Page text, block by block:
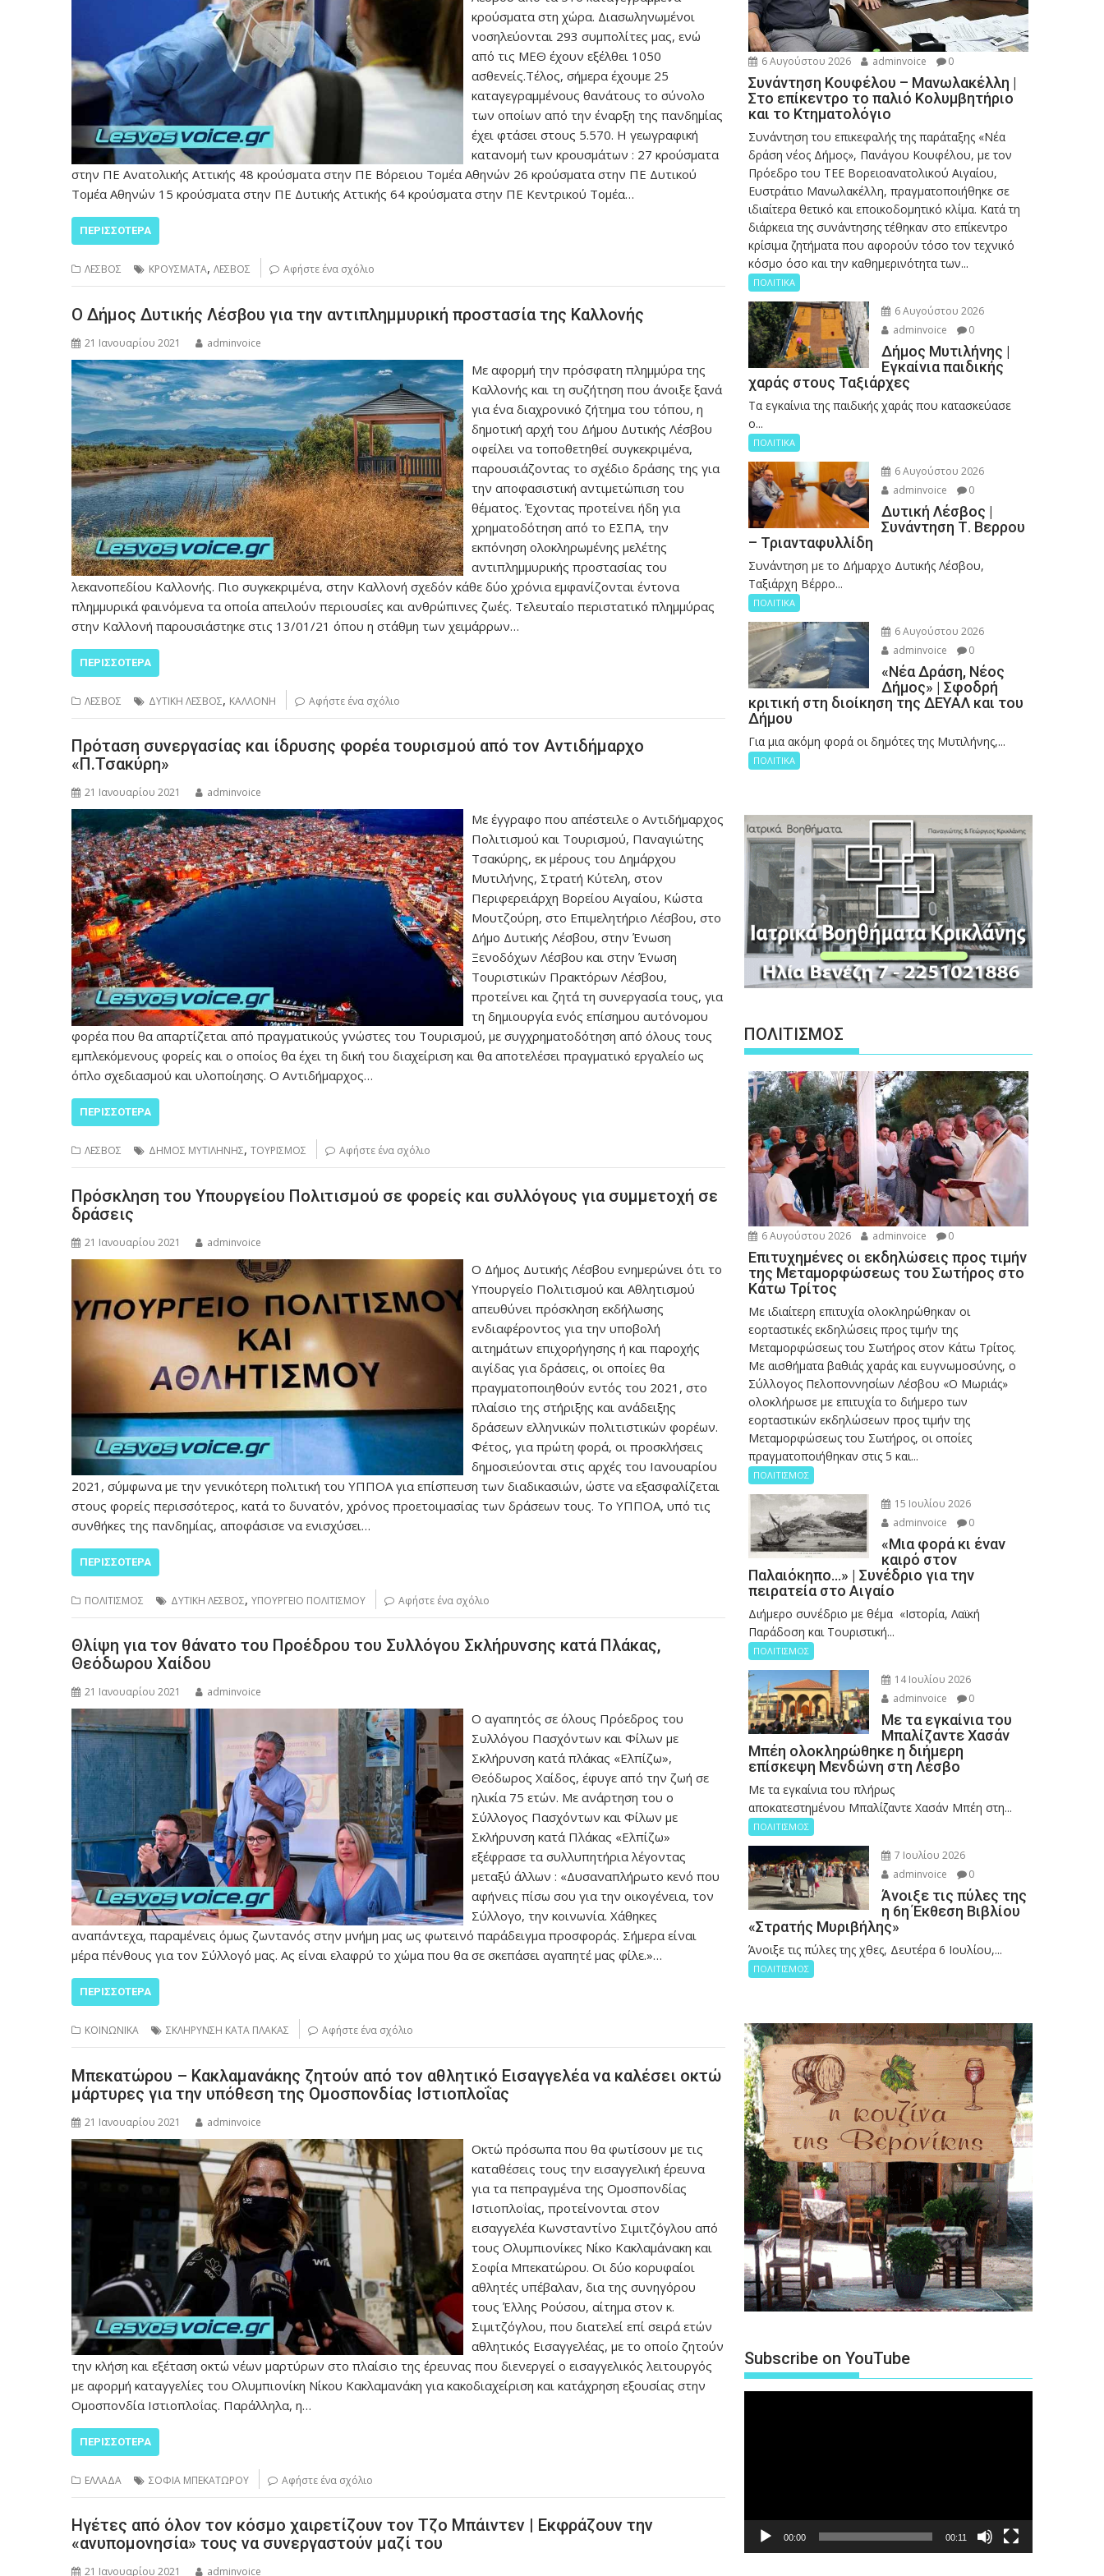
κρούσματα στη χώρα. Διασωληνωμένοι
νοσηλεύονται 293 συμπολίτες μας, ενώ
από τις ΜΕΘ έχουν εξέλθει 1050
ασθενείς.Τέλος, σήμερα έχουμε 25
καταγεγραμμένους θανάτους το σύνολο
των οποίων από την έναρξη της πανδημίας
έχει φτάσει στους 5.570. Η γεωγραφική
κατανομή των κρουσμάτων : 27 κρούσματα
στην ΠΕ Ανατολικής Αττικής 48 κρούσματα στην ΠΕ Βόρειου Τομέα Αθηνών 26 κρούσματα στην ΠΕ Δυτικού
Τομέα Αθηνών 15 κρούσματα στην ΠΕ Δυτικής Αττικής 64 κρούσματα στην ΠΕ Κεντρικού Τομέα…
ΠΕΡΙΣΣΌΤΕΡΑ
ΛΕΣΒΟΣ ΚΡΟΥΣΜΑΤΑ, ΛΕΣΒΟΣ Αφήστε ένα σχόλιο
Ο Δήμος Δυτικής Λέσβου για την αντιπλημμυρική προστασία της Καλλονής
21 Ιανουαρίου 2021 adminvoice
Με αφορμή την πρόσφατη πλημμύρα της
Καλλονής και τη συζήτηση που άνοιξε ξανά
για ένα διαχρονικό ζήτημα του τόπου, η
δημοτική αρχή του Δήμου Δυτικής Λέσβου
οφείλει να τοποθετηθεί συγκεκριμένα,
παρουσιάζοντας το σχέδιο δράσης της για
την αποφασιστική αντιμετώπιση του
θέματος. Έχοντας προτείνει ήδη για
χρηματοδότηση από το ΕΣΠΑ, την
εκπόνηση ολοκληρωμένης μελέτης
αντιπλημμυρικής προστασίας του
λεκανοπεδίου Καλλονής. Πιο συγκεκριμένα, στην Καλλονή σχεδόν κάθε δύο χρόνια εμφανίζονται έντονα
πλημμυρικά φαινόμενα τα οποία απειλούν περιουσίες και ανθρώπινες ζωές. Τελευταίο περιστατικό πλημμύρας
στην Καλλονή παρουσιάστηκε στις 13/01/21 όπου η στάθμη των χειμάρρων…
ΠΕΡΙΣΣΌΤΕΡΑ
ΛΕΣΒΟΣ ΔΥΤΙΚΗ ΛΕΣΒΟΣ, ΚΑΛΛΟΝΗ Αφήστε ένα σχόλιο
Πρόταση συνεργασίας και ίδρυσης φορέα τουρισμού από τον Αντιδήμαρχο
«Π.Τσακύρη»
21 Ιανουαρίου 2021 adminvoice
Με έγγραφο που απέστειλε ο Αντιδήμαρχος
Πολιτισμού και Τουρισμού, Παναγιώτης
Τσακύρης, εκ μέρους του Δημάρχου
Μυτιλήνης, Στρατή Κύτελη, στον
Περιφερειάρχη Βορείου Αιγαίου, Κώστα
Μουτζούρη, στο Επιμελητήριο Λέσβου, στο
Δήμο Δυτικής Λέσβου, στην Ένωση
Ξενοδόχων Λέσβου και στην Ένωση
Τουριστικών Πρακτόρων Λέσβου,
προτείνει και ζητά τη συνεργασία τους, για
τη δημιουργία ενός επίσημου αυτόνομου
φορέα που θα απαρτίζεται από πραγματικούς γνώστες του Τουρισμού, με συγχρηματοδότηση από όλους τους
εμπλεκόμενους φορείς και ο οποίος θα έχει τη δική του διαχείριση και θα αποτελέσει πραγματικό εργαλείο ως
όπλο σχεδιασμού και υλοποίησης. Ο Αντιδήμαρχος…
ΠΕΡΙΣΣΌΤΕΡΑ
ΛΕΣΒΟΣ ΔΗΜΟΣ ΜΥΤΙΛΗΝΗΣ, ΤΟΥΡΙΣΜΟΣ Αφήστε ένα σχόλιο
Πρόσκληση του Υπουργείου Πολιτισμού σε φορείς και συλλόγους για συμμετοχή σε
δράσεις
21 Ιανουαρίου 2021 adminvoice
Ο Δήμος Δυτικής Λέσβου ενημερώνει ότι το
Υπουργείο Πολιτισμού και Αθλητισμού
απευθύνει πρόσκληση εκδήλωσης
ενδιαφέροντος για την υποβολή
αιτημάτων επιχορήγησης ή και παροχής
αιγίδας για δράσεις, οι οποίες θα
πραγματοποιηθούν εντός του 2021, στο
πλαίσιο της στήριξης και ανάδειξης
δράσεων ελληνικών πολιτιστικών φορέων.
Φέτος, για πρώτη φορά, οι προσκλήσεις
δημοσιεύονται στις αρχές του Ιανουαρίου
2021, σύμφωνα με την γενικότερη πολιτική του ΥΠΠΟΑ για επίσπευση των διαδικασιών, ώστε να εξασφαλίζεται
στους φορείς περισσότερος, κατά το δυνατόν, χρόνος προετοιμασίας των δράσεων τους. Το ΥΠΠΟΑ, υπό τις
συνθήκες της πανδημίας, αποφάσισε να ενισχύσει…
ΠΕΡΙΣΣΌΤΕΡΑ
ΠΟΛΙΤΙΣΜΟΣ ΔΥΤΙΚΗ ΛΕΣΒΟΣ, ΥΠΟΥΡΓΕΙΟ ΠΟΛΙΤΙΣΜΟΥ Αφήστε ένα σχόλιο
Θλίψη για τον θάνατο του Προέδρου του Συλλόγου Σκλήρυνσης κατά Πλάκας,
Θεόδωρου Χαίδου
21 Ιανουαρίου 2021 adminvoice
Ο αγαπητός σε όλους Πρόεδρος του
Συλλόγου Πασχόντων και Φίλων με
Σκλήρυνση κατά πλάκας «Ελπίζω»,
Θεόδωρος Χαίδος, έφυγε από την ζωή σε
ηλικία 75 ετών. Με ανάρτηση του ο
Σύλλογος Πασχόντων και Φίλων με
Σκλήρυνση κατά Πλάκας «Ελπίζω»
εξέφρασε τα συλλυπητήρια λέγοντας
μεταξύ άλλων : «Δυσαναπλήρωτο κενό που
αφήνεις πίσω σου για την οικογένεια, τον
Σύλλογο, την κοινωνία. Χάθηκες
αναπάντεχα, παραμένεις όμως ζωντανός στην μνήμη μας ως φωτεινό παράδειγμα προσφοράς. Σήμερα είναι
μέρα πένθους για τον Σύλλογό μας. Ας είναι ελαφρύ το χώμα που θα σε σκεπάσει αγαπητέ μας φίλε.»…
ΠΕΡΙΣΣΌΤΕΡΑ
ΚΟΙΝΩΝΙΚΑ ΣΚΛΗΡΥΝΣΗ ΚΑΤΑ ΠΛΑΚΑΣ Αφήστε ένα σχόλιο
Μπεκατώρου – Κακλαμανάκης ζητούν από τον αθλητικό Εισαγγελέα να καλέσει οκτώ
μάρτυρες για την υπόθεση της Ομοσπονδίας Ιστιοπλοΐας
21 Ιανουαρίου 2021 adminvoice
Οκτώ πρόσωπα που θα φωτίσουν με τις
καταθέσεις τους την εισαγγελική έρευνα
για τα πεπραγμένα της Ομοσπονδίας
Ιστιοπλοΐας, προτείνονται στον
εισαγγελέα Κωνσταντίνο Σιμιτζόγλου από
τους Ολυμπιονίκες Νίκο Κακλαμάνακη και
Σοφία Μπεκατώρου. Οι δύο κορυφαίοι
αθλητές υπέβαλαν, δια της συνηγόρου
τους Έλλης Ρούσου, αίτημα στον κ.
Σιμιτζόγλου, που διατελεί επί σειρά ετών
αθλητικός Εισαγγελέας, με το οποίο ζητούν
την κλήση και εξέταση οκτώ νέων μαρτύρων στο πλαίσιο της έρευνας που διενεργεί ο εισαγγελικός λειτουργός
με αφορμή καταγγελίες του Ολυμπιονίκη Νίκου Κακλαμανάκη για κακοδιαχείριση και κατάχρηση εξουσίας στην
Ομοσπονδία Ιστιοπλοΐας. Παράλληλα, η…
ΠΕΡΙΣΣΌΤΕΡΑ
ΕΛΛΑΔΑ ΣΟΦΙΑ ΜΠΕΚΑΤΩΡΟΥ Αφήστε ένα σχόλιο
Ηγέτες από όλον τον κόσμο χαιρετίζουν τον Τζο Μπάιντεν | Εκφράζουν την
«ανυπομονησία» τους να συνεργαστούν μαζί του
21 Ιανουαρίου 2021 adminvoice
6 Αυγούστου 2026 adminvoice 0
Συνάντηση Κουφέλου – Μανωλακέλλη |
Στο επίκεντρο το παλιό Κολυμβητήριο
και το Κτηματολόγιο
Συνάντηση του επικεφαλής της παράταξης «Νέα
δράση νέος Δήμος», Πανάγου Κουφέλου, με τον
Πρόεδρο του ΤΕΕ Βορειοανατολικού Αιγαίου,
Ευστράτιο Μανωλακέλλη, πραγματοποιήθηκε σε
ιδιαίτερα θετικό και εποικοδομητικό κλίμα. Κατά τη
διάρκεια της συνάντησης τέθηκαν στο επίκεντρο
κρίσιμα ζητήματα που αφορούν τόσο τον τεχνικό
κόσμο όσο και την καθημερινότητα των...
ΠΟΛΙΤΙΚΑ
6 Αυγούστου 2026
adminvoice
0
Δήμος Μυτιλήνης |
Εγκαίνια παιδικής
χαράς στους Ταξιάρχες
Tα εγκαίνια της παιδικής χαράς που κατασκεύασε
ο...
ΠΟΛΙΤΙΚΑ
6 Αυγούστου 2026
adminvoice
0
Δυτική Λέσβος |
Συνάντηση Τ. Βερρου
– Τριανταφυλλίδη
Συνάντηση με το Δήμαρχο Δυτικής Λέσβου,
Ταξιάρχη Βέρρο...
ΠΟΛΙΤΙΚΑ
6 Αυγούστου 2026
adminvoice
0
«Νέα Δράση, Νέος
Δήμος» | Σφοδρή
κριτική στη διοίκηση της ΔΕΥΑΛ και του
Δήμου
Για μια ακόμη φορά οι δημότες της Μυτιλήνης,...
ΠΟΛΙΤΙΚΑ
ΠΟΛΙΤΙΣΜΟΣ
6 Αυγούστου 2026 adminvoice 0
Επιτυχημένες οι εκδηλώσεις προς τιμήν
της Μεταμορφώσεως του Σωτήρος στο
Κάτω Τρίτος
Με ιδιαίτερη επιτυχία ολοκληρώθηκαν οι
εορταστικές εκδηλώσεις προς τιμήν της
Μεταμορφώσεως του Σωτήρος στον Κάτω Τρίτος.
Με αισθήματα βαθιάς χαράς και ευγνωμοσύνης, ο
Σύλλογος Πελοποννησίων Λέσβου «Ο Μωριάς»
ολοκλήρωσε με επιτυχία το διήμερο των
εορταστικών εκδηλώσεων προς τιμήν της
Μεταμορφώσεως του Σωτήρος, οι οποίες
πραγματοποιήθηκαν στις 5 και...
ΠΟΛΙΤΙΣΜΟΣ
15 Ιουλίου 2026
adminvoice
0
«Μια φορά κι έναν
καιρό στον
Παλαιόκηπο…» | Συνέδριο για την
πειρατεία στο Αιγαίο
Διήμερο συνέδριο με θέμα «Ιστορία, Λαϊκή
Παράδοση και Τουριστική...
ΠΟΛΙΤΙΣΜΟΣ
14 Ιουλίου 2026
adminvoice
0
Με τα εγκαίνια του
Μπαλίζαντε Χασάν
Μπέη ολοκληρώθηκε η διήμερη
επίσκεψη Μενδώνη στη Λέσβο
Με τα εγκαίνια του πλήρως
αποκατεστημένου Μπαλίζαντε Χασάν Μπέη στη...
ΠΟΛΙΤΙΣΜΟΣ
7 Ιουλίου 2026
adminvoice
0
Άνοιξε τις πύλες της
η 6η Έκθεση Βιβλίου
«Στρατής Μυριβήλης»
Άνοιξε τις πύλες της χθες, Δευτέρα 6 Ιουλίου,...
ΠΟΛΙΤΙΣΜΟΣ
Subscribe on YouTube
00:00 00:11